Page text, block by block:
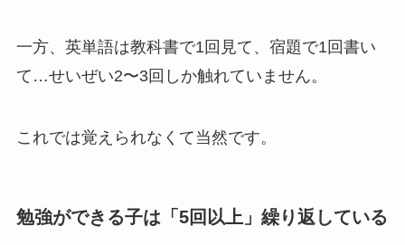
一方、英単語は教科書で1回見て、宿題で1回書い
て…せいぜい2〜3回しか触れていません。
これでは覚えられなくて当然です。
勉強ができる子は「5回以上」繰り返している